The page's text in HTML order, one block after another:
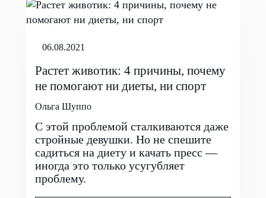
06.08.2021
Растет животик: 4 причины, почему
не помогают ни диеты, ни спорт
Ольга Шуппо
С этой проблемой сталкиваются даже
стройные девушки. Но не спешите
садиться на диету и качать пресс —
иногда это только усугубляет
проблему.